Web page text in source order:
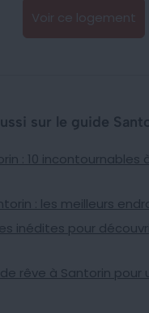
Voir ce logement
sur le guide
: 10 incontournables
: les meilleurs
inédites pour
rêve à Santorin pour